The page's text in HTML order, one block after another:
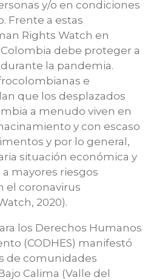
y/o en condiciones
Frente a estas
Rights Watch en
Colombia debe proteger a
la pandemia.
e
que los desplazados
a menudo viven en
y con escaso
y por lo general,
situación económica y
mayores riesgos
el coronavirus
, 2020).
los Derechos Humanos
(CODHES) manifestó
de comunidades
Calima (Valle del